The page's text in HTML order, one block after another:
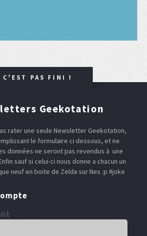
C'EST PAS FINI !
Geekotation
rater une seule Newsletter Geekotation,
le formulaire ci dessous, et ne
données ne seront pas revendus à une
sauf si celui-ci nous donne a chacun un
neuf en boite de Zelda sur Nes :p #joke